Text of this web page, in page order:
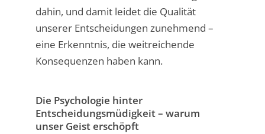
dahin, und damit leidet die Qualität
unserer Entscheidungen zunehmend –
eine Erkenntnis, die weitreichende
Konsequenzen haben kann.
Die Psychologie hinter
Entscheidungsmüdigkeit – warum
unser Geist erschöpft